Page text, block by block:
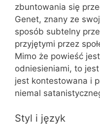
zbuntowania się
Genet, znany ze
sposób subtelny
przyjętymi przez
Mimo że powieść
odniesieniami, to
jest kontestowana i
niemal
Styl i język